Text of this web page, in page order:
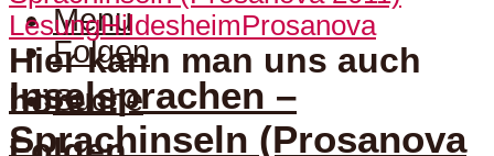
Hier kann man uns auch
hören:
Folgen
Menu
Suche
LesungHildesheimProsanova
Inselsprachen –
Sprachinseln (Prosanova